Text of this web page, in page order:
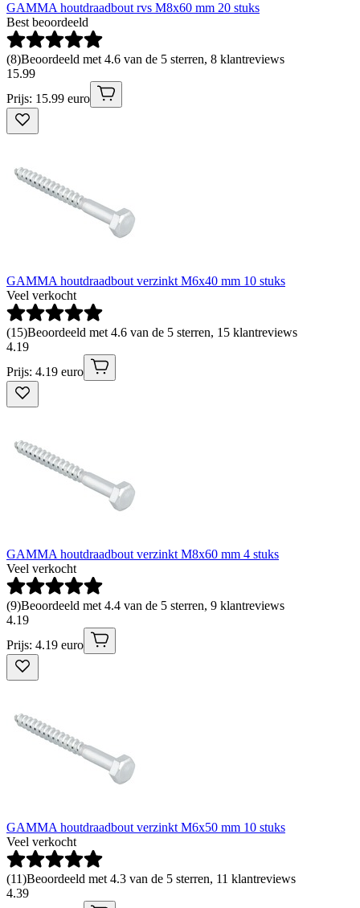
GAMMA houtdraadbout rvs M8x60 mm 20 stuks
Best beoordeeld
(8)Beoordeeld met 4.6 van de 5 sterren, 8 klantreviews
15.99
Prijs: 15.99 euro
GAMMA houtdraadbout verzinkt M6x40 mm 10 stuks
Veel verkocht
(15)Beoordeeld met 4.6 van de 5 sterren, 15 klantreviews
4.19
Prijs: 4.19 euro
GAMMA houtdraadbout verzinkt M8x60 mm 4 stuks
Veel verkocht
(9)Beoordeeld met 4.4 van de 5 sterren, 9 klantreviews
4.19
Prijs: 4.19 euro
GAMMA houtdraadbout verzinkt M6x50 mm 10 stuks
Veel verkocht
(11)Beoordeeld met 4.3 van de 5 sterren, 11 klantreviews
4.39